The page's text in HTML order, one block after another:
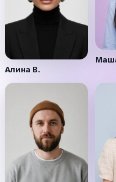
Алина В.